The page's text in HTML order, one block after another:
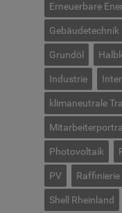
Erneuerbare
Gebäudetechnik
Grundöl
Industrie
klimaneutrale
Photovoltaik
PV Raffinierie
Shell Rheinland